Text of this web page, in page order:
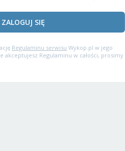
ZALOGUJ SIĘ
Regulaminu serwisu Wykop.pl w jego
akceptujesz Regulaminu w całości, prosimy